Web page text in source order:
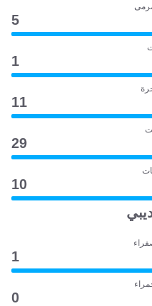
5
1
11
29
10
1
0